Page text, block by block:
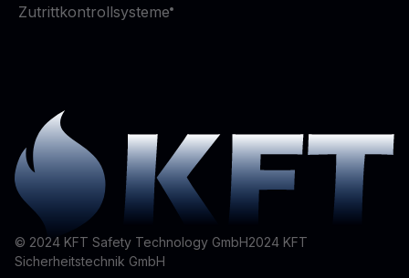
Zutrittkontrollsysteme
© 2024 KFT Safety Technology GmbH2024 KFT
Sicherheitstechnik GmbH